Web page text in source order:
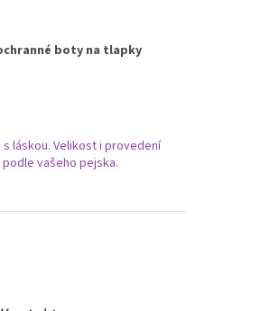
boty na tlapky
s láskou. Velikost i provedení
vašeho pejska.